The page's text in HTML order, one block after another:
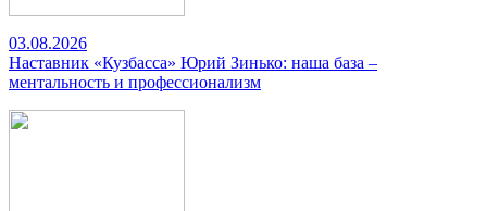
03.08.2026
Наставник «Кузбасса» Юрий Зинько: наша база –
ментальность и профессионализм